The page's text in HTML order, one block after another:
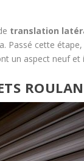
translation
Passé cette
un aspect neuf et